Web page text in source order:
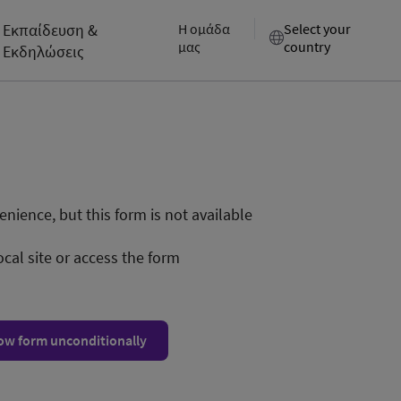
Εκπαίδευση &
Εκδηλώσεις
Η ομάδα
μας
Select your
country
but this form is not available
site or access the form
form unconditionally